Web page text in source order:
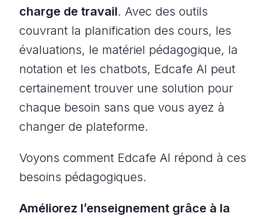
charge de travail. Avec des outils
couvrant la planification des cours, les
évaluations, le matériel pédagogique, la
notation et les chatbots, Edcafe AI peut
certainement trouver une solution pour
chaque besoin sans que vous ayez à
changer de plateforme.
Voyons comment Edcafe AI répond à ces
besoins pédagogiques.
Améliorez l’enseignement grâce à la